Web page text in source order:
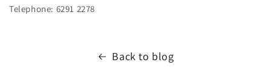
Telephone: 6291 2278
Back to blog